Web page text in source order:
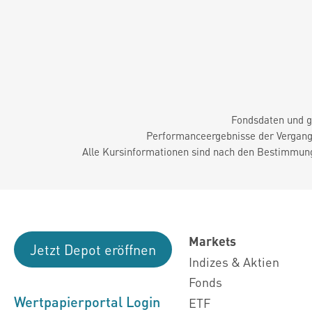
Fondsdaten und
Performanceergebnisse der
Alle Kursinformationen sind nach den
Jetzt Depot eröffnen
Wertpapierportal Login
Markets
Indizes & Aktien
Fonds
ETF